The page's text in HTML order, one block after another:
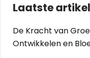
Laatste
De Kracht van
Ontwikkelen en